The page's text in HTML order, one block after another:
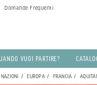
VUOI PARTIRE?
Domande Frequenti
EUROPA FRANCIA